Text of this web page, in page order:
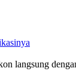
langsung